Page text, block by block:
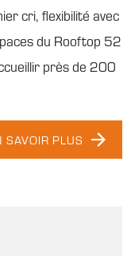
cri, flexibilité avec
du Rooftop 52
près de 200
SAVOIR PLUS